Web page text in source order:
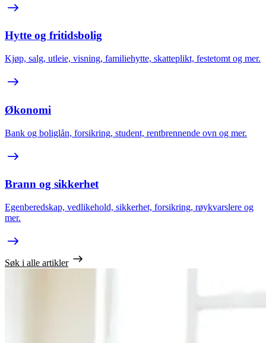
Hytte og fritidsbolig
Kjøp, salg, utleie, visning, familiehytte, skatteplikt, festetomt og mer.
Økonomi
Bank og boliglån, forsikring, student, rentbrennende ovn og mer.
Brann og sikkerhet
Egenberedskap, vedlikehold, sikkerhet, forsikring, røykvarslere og
mer.
Søk i alle artikler